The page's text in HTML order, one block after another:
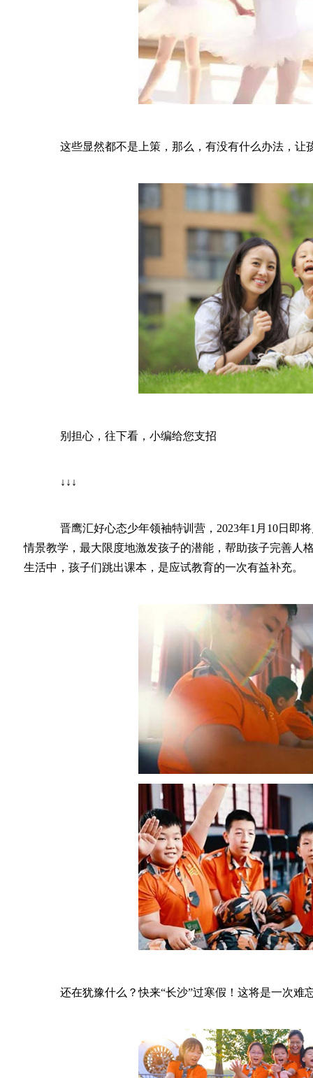
这些显然都不是上策，那么，有没有什么办法，让
别担心，往下看，小编给您支招
↓↓↓
晋鹰汇好心态少年领袖特训营，2023年1月10日即
情景教学，最大限度地激发孩子的潜能，帮助孩子完善人
生活中，孩子们跳出课本，是应试教育的一次有益补充。
还在犹豫什么？快来“长沙”过寒假！这将是一次难